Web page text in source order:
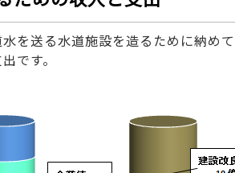
を送る水道施設を造るために納め
です。